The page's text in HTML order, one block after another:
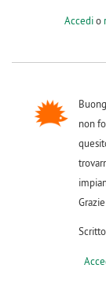
Accedio
non
Grazie